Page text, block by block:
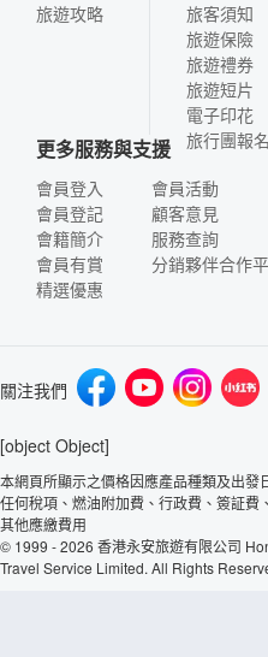
旅遊攻略
旅客須知
旅遊保險
旅遊禮券
旅遊短片
電子印花
旅行團報
更多服務與支援
會員登入
會員登記
會籍簡介
會員有賞
精選優惠
會員活動
顧客意見
服務查詢
分銷夥伴合作
關注我們
[object Object]
本網頁所顯示之價格因應產品種類及出發
任何稅項、燃油附加費、行政費、簽証費
其他應繳費用
© 1999 - 2026 香港永安旅遊有限公司
Travel Service Limited. All Rights